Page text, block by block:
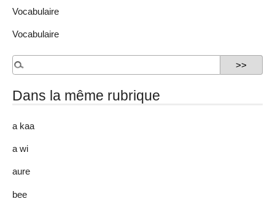
Vocabulaire
Vocabulaire
Dans la même rubrique
a kaa
a wi
aure
bee